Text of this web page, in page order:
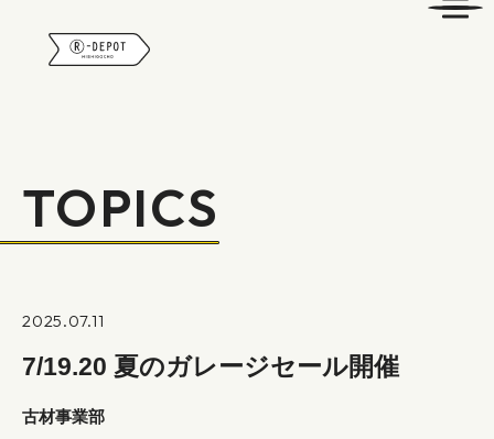
TOPICS
2025.07.11
7/19.20 夏のガレージセール開催
古材事業部